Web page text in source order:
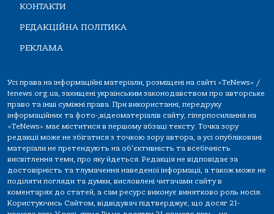
КОНТАКТИ
РЕДАКЦІЙНА ПОЛІТИКА
РЕКЛАМА
Усі права на інформаційні матеріали, розміщені на сайті «TeNews» /
tenews.org.ua, захищені українським законодавством про авторське
право та інші суміжні права. При використанні, передруку
інформаційних та фото-,відеоматеріалів сайту, гіперпосилання на
«TeNews» має міститися в першому абзаці тексту. Точка зору
редакції може не збігатися з точкою зору автора, а усі опубліковані
матеріали не претендують на об'єктивність та всебічність
висвітлення теми, про яку йдеться. Редакція не відповідає за
достовірність та тлумачення наведеної інформації, а також може не
поділяти погляди та думки, висловлені читачами сайту в
коментарях до статей, а сам ресурс виконує винятково роль носія.
Користуючись Сайтом, відвідувач підтверджує, що досяг 21-